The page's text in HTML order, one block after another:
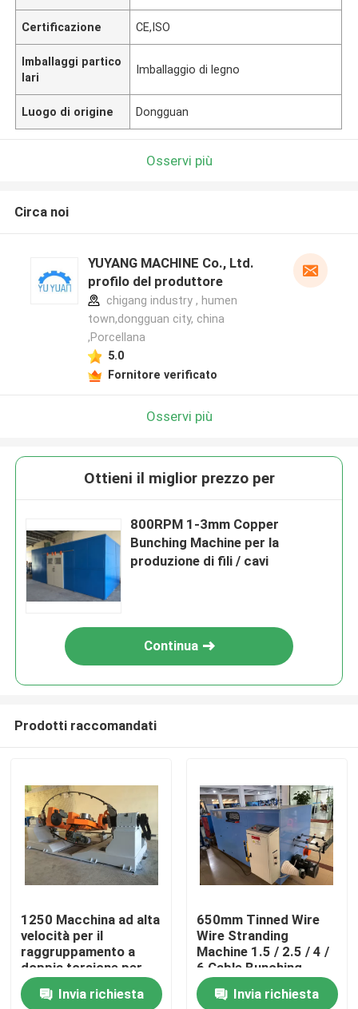
Casa.
Certificazione CE,ISO
Imballaggi partico
lari
Imballaggio di legno
Luogo di origine Dongguan
Osservi più
Circa noi
YUYANG MACHINE Co., Ltd.
profilo del produttore
chigang industry , humen
town,dongguan city, china
,Porcellana
5.0
Fornitore verificato
Osservi più
Ottieni il miglior prezzo per
800RPM 1-3mm Copper
Bunching Machine per la
produzione di fili / cavi
Continua
Prodotti raccomandati
1250 Macchina ad alta
velocità per il
raggruppamento a
doppia torsione per
filo/cavo 10 16 25
4*2.5 Invia richiesta
650mm Tinned Wire
Wire Stranding
Machine 1.5 / 2.5 / 4 /
6 Cable Bunching
Machine
Invia richiesta